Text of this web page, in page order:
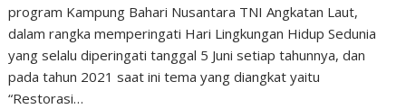
program Kampung Bahari Nusantara TNI Angkatan Laut,
dalam rangka memperingati Hari Lingkungan Hidup Sedunia
yang selalu diperingati tanggal 5 Juni setiap tahunnya, dan
pada tahun 2021 saat ini tema yang diangkat yaitu
“Restorasi…